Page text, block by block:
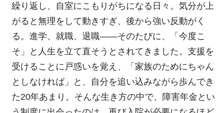
繰り返し、自室にこもりがちになる日々。気分が上
がると無理をして動きすぎ、後から強い反動がく
る。進学、就職、退職――そのたびに、「今度こ
そ」と人生を立て直そうとされてきました。支援を
受けることに戸惑いを覚え、「家族のためにちゃん
としなければ」と、自分を追い込みながら歩んでき
た20年あまり。そんな生き方の中で、障害年金とい